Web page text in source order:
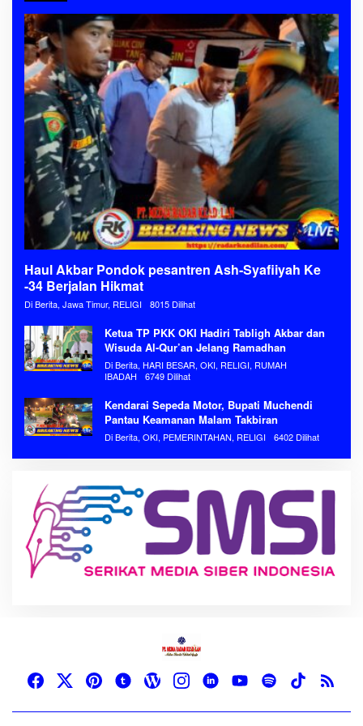
Haul Akbar Pondok pesantren Ash-Syafiiyah Ke
-34 Berjalan Hikmat
Di Berita, Jawa Timur, RELIGI 8015 Dilihat
Ketua TP PKK OKI Hadiri Tabligh Akbar dan
Wisuda Al-Qur’an Jelang Ramadhan
Di Berita, HARI BESAR, OKI, RELIGI, RUMAH
IBADAH
6749 Dilihat
Kendarai Sepeda Motor, Bupati Muchendi
Pantau Keamanan Malam Takbiran
Di Berita, OKI, PEMERINTAHAN, RELIGI 6402 Dilihat